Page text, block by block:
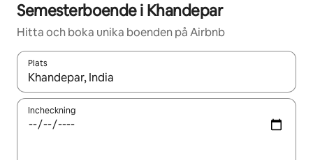
Semesterboende i Khandepar
Hitta och boka unika boenden på Airbnb
Plats
När resultaten är tillgängliga kan du navigera med upp- och
Incheckning